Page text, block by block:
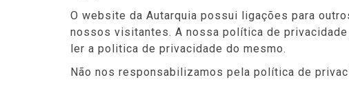
O website da Autarquia possui ligações para
nossos visitantes. A nossa política de
ler a politica de privacidade do mesmo.
Não nos responsabilizamos pela política de